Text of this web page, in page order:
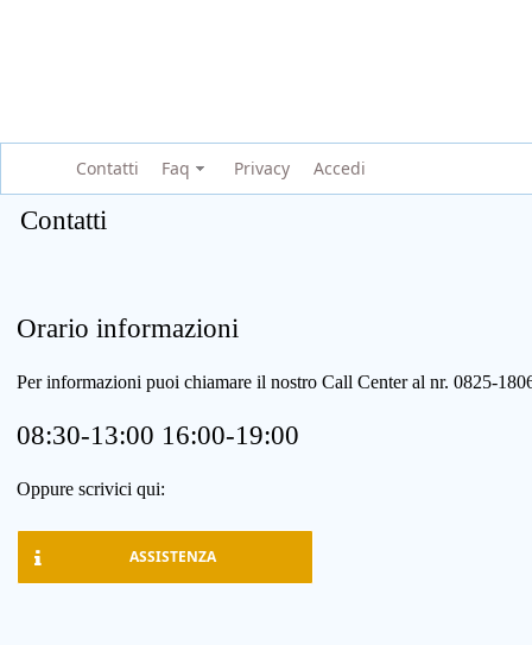
Contatti Faq Privacy Accedi
Contatti
Orario informazioni
Per informazioni puoi chiamare il nostro Call Center al nr. 0825-
08:30-13:00 16:00-19:00
Oppure scrivici qui:
ASSISTENZA